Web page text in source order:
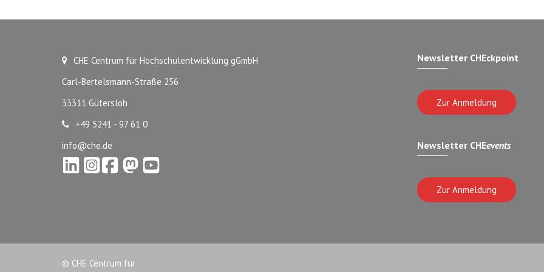
CHE Centrum für Hochschulentwicklung gGmbH
Carl-Bertelsmann-Straße 256
33311 Gütersloh
+49 5241 - 97 61 0
info@che.de
Newsletter CHEckpoint
Zur Anmeldung
Newsletter CHEevents
Zur Anmeldung
© CHE Centrum für